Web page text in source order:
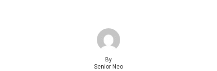
By
Senior Neo